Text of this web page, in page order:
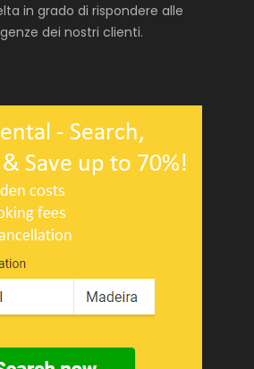
in grado di rispondere alle
dei nostri clienti.